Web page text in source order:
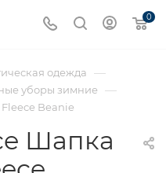
0
одежда —
уборы зимние —
Beanie
Шапка